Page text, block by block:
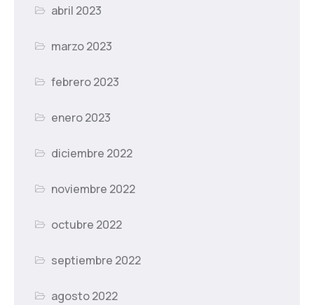
abril 2023
marzo 2023
febrero 2023
enero 2023
diciembre 2022
noviembre 2022
octubre 2022
septiembre 2022
agosto 2022